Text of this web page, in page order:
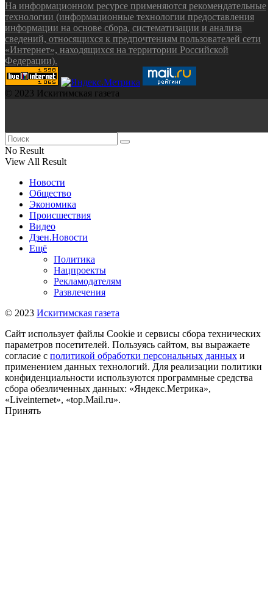
На информационном ресурсе применяются рекомендательные
технологии (информационные технологии предоставления
информации на основе сбора, систематизации и анализа
сведений, относящихся к предпочтениям пользователей сети
«Интернет», находящихся на территории Российской
Федерации).
© 2023 Искитимская газета
No Result
View All Result
Новости
Общество
Экономика
Происшествия
Видео
Дзен.Новости
Ещё
Политика
Нацпроекты
Рекламодателям
Развлечения
© 2023 Искитимская газета
Сайт использует файлы Cookie и сервисы сбора технических
параметров посетителей. Пользуясь сайтом, вы выражаете
согласие с политикой обработки персональных данных и
применением данных технологий. Для реализации политики
конфиденциальности используются программные средства
сбора обезличенных данных: «Яндекс.Метрика»,
«Liveinternet», «top.Mail.ru».
Принять